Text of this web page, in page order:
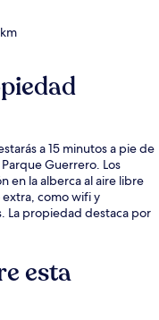
a 15 minutos a pie de
Guerrero. Los
en la alberca al aire libre
como wifi y
La propiedad destaca por
esta